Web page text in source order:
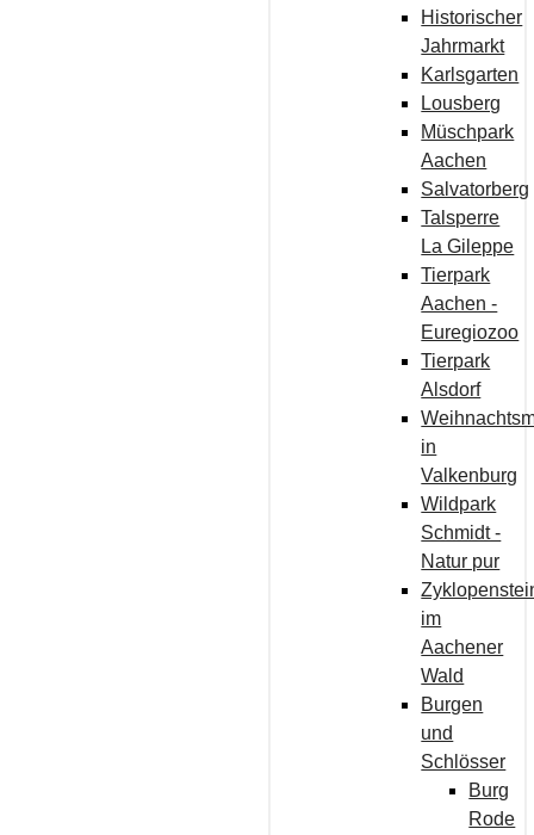
Historischer
Jahrmarkt
Karlsgarten
Lousberg
Müschpark
Aachen
Salvatorberg
Talsperre
La Gileppe
Tierpark
Aachen -
Euregiozoo
Tierpark
Alsdorf
in
Valkenburg
Wildpark
Schmidt -
Natur pur
im
Aachener
Wald
Burgen
und
Schlösser
Burg
Rode